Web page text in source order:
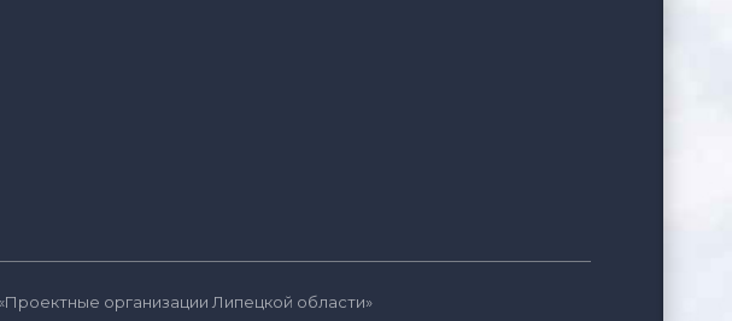
организации Липецкой области»